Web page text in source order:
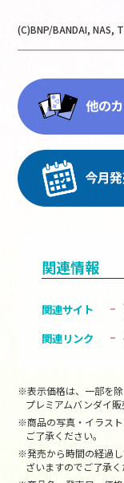
(C)BNP/BANDAI, NAS,
関連情報
関連サイト
関連リンク
※表示価格は、一部を除
プレミアムバンダイ販
※商品の写真・イラス
ご了承ください。
※発売から時間の経過
ざいますのでご了承く